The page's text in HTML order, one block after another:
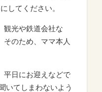
してください。
観光や鉄道会社な
そのため、ママ本人
平日にお迎えなどで
いてしまわないよう